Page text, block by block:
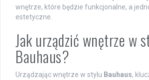
wnętrze, które będzie funkcjonalne, a
estetyczne.
Jak urządzić wnętrze w
Bauhaus?
Urządzając wnętrze w stylu Bauhaus,